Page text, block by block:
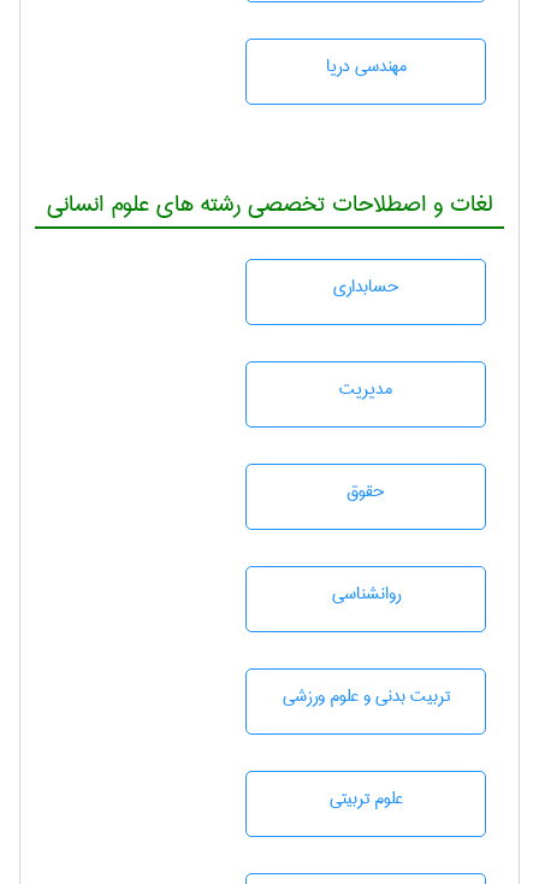
مهندسی دریا
لغات و اصطلاحات تخصصی رشته های علوم انسانی
حسابداری
مديريت
حقوق
روانشناسی
تربيت بدنی و علوم ورزشی
علوم تربيتی